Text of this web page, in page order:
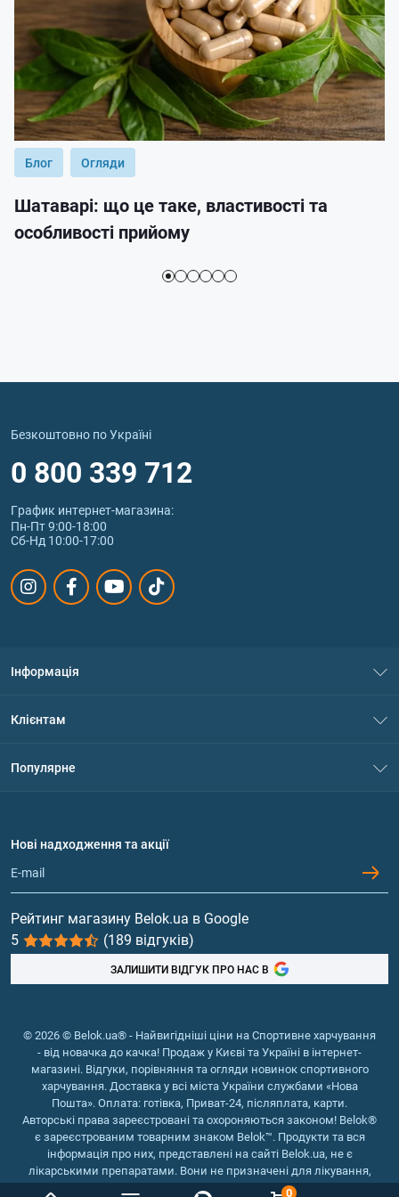
0
Блог Огляди
Шатаварі: що це таке, властивості та
особливості прийому
Безкоштовно по Україні
0 800 339 712
График интернет‑магазина:
Пн-Пт 9:00-18:00
Сб-Нд 10:00-17:00
Інформація
Політика конфіденційності
Обмін та повернення
Клієнтам
Популярне
Протеїн
Гейнери
Вітаміни та мінерали
Риб'ячий жир, жирні кислоти
Нові надходження та акції
Рейтинг магазину Belok.ua в Google
5
(189 відгуків)
ЗАЛИШИТИ ВІДГУК ПРО НАС В
© 2026 © Belok.ua® - Найвигідніші ціни на Спортивне харчування
- від новачка до качка! Продаж у Києві та Україні в інтернет-
магазині. Відгуки, порівняння та огляди новинок спортивного
харчування. Доставка у всі міста України службами «Нова
Пошта». Оплата: готівка, Приват-24, післяплата, карти.
Авторські права зареєстровані та охороняються законом! Belok®
є зареєстрованим товарним знаком Belok™. Продукти та вся
інформація про них, представлені на сайті Belok.ua, не є
лікарськими препаратами. Вони не призначені для лікування,
зняття симптомів та запобігання хворобам.